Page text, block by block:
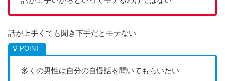
話が上手くても聞き下手だとモテない
多くの男性は自分の自慢話を聞いてもらいたい